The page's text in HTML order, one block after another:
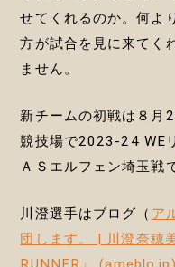
せてくれるのか。何よ
方が試合を見に来てく
ません。
新チームの初戦は８月
競技場で2023-24 WE
ＡＳエルフェン埼玉戦
川澄選手はブログ（ ア
団します。 | 川澄奈穂